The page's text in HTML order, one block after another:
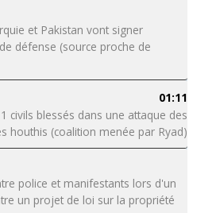
et Pakistan vont signer
défense (source proche de
01:11
civils blessés dans une attaque des
houthis (coalition menée par Ryad)
police et manifestants lors d'un
un projet de loi sur la propriété